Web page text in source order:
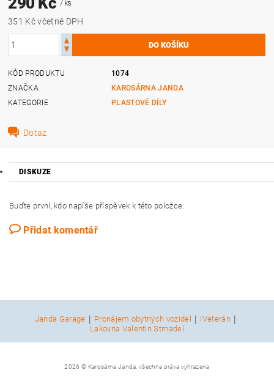
/ ks
351 Kč včetně DPH
KÓD PRODUKTU
1074
ZNAČKA
KAROSÁRNA JANDA
KATEGORIE
PLASTOVÉ DÍLY
Dotaz
DISKUZE
Buďte první, kdo napíše příspěvek k této položce.
Přidat komentář
Janda Garage | Pronájem obytných vozidel | iVeterán |
Lakovna Valentin Strnadel
2026 © Karosárna Janda, všechna práva vyhrazena